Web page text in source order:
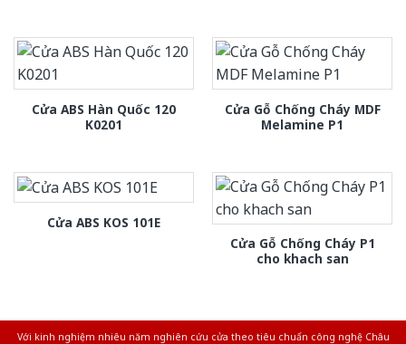
Cửa ABS Hàn Quốc 120
K0201
Cửa Gỗ Chống Cháy MDF
Melamine P1
Cửa ABS KOS 101E
Cửa Gỗ Chống Cháy P1
cho khach san
Với kinh nghiệm nhiêu năm nghiên cứu cửa theo tiêu chuẩn công nghệ Châu